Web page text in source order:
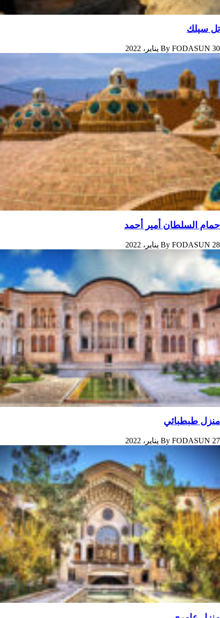
تل سيلك
By FODASUN 30 يناير، 2022
حمام السلطان أمير أحمد
By FODASUN 28 يناير، 2022
منزل طبطبائي
By FODASUN 27 يناير، 2022